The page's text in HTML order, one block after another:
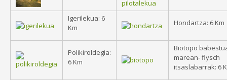
Igerilekua: 6
Km
Hondartza: 6 Km
Polikiroldegia:
6 Km
Biotopo
marean- flysch
itsaslabarrak: 6